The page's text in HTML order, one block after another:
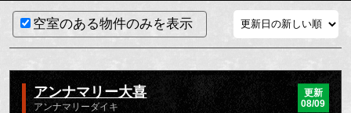
空室のある物件のみを表示
アンナマリー大喜
アンナマリーダイキ
更新
08/09